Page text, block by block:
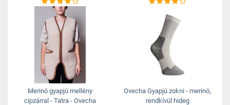
Merinó gyapjú mellény
cipzárral - Tatra - Ovecha
Ovecha Gyapjú zokni - merinó,
rendkívül hideg